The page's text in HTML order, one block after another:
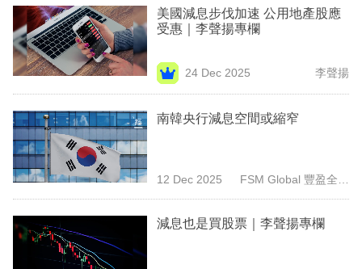
欄
訂
閱
區
美國減息步伐加速 公用地產股應
受惠｜李聲揚專欄
24 Dec 2025 李聲揚
南韓央行減息空間或縮窄
12 Dec 2025
FSM Global 豐盈全球
（香港）
減息也是買股票｜李聲揚專欄